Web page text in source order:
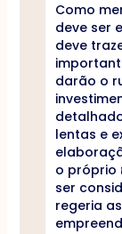
Como
deve ser
deve
darão o
lentas e
o próprio
ser
regeria